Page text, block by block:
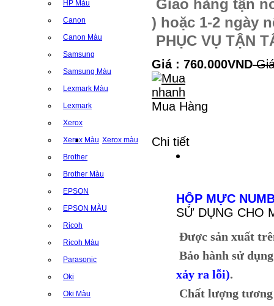
HP Màu
Canon
Canon Màu
Samsung
Samsung Màu
Lexmark Màu
Lexmark
Xerox
Xerox Màu Xerox màu
Brother
Brother Màu
EPSON
EPSON MÀU
Ricoh
Ricoh Màu
Parasonic
Oki
Oki Màu
Giao hàng tận
) hoặc 1-2 ngày
PHỤC VỤ TẬN
Giá : 760.000VND
Mua Hàng
Chi tiết
HỘP MỰC
SỬ DỤNG CHO
Được sản xuất
Bảo hành sử
xảy ra lỗi).
Chất lượng